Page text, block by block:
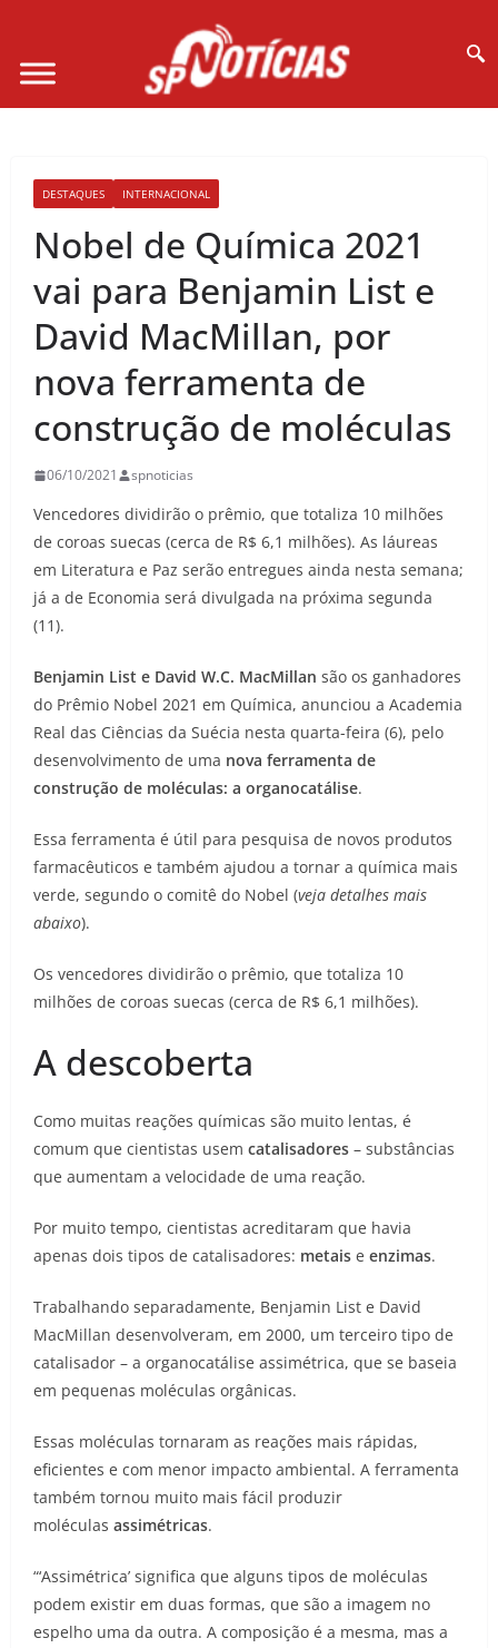
DESTAQUES INTERNACIONAL
Nobel de Química 2021
vai para Benjamin List e
David MacMillan, por
nova ferramenta de
construção de moléculas
06/10/2021 spnoticias
Vencedores dividirão o prêmio, que totaliza 10 milhões
de coroas suecas (cerca de R$ 6,1 milhões). As láureas
em Literatura e Paz serão entregues ainda nesta semana;
já a de Economia será divulgada na próxima segunda
(11).
Benjamin List e David W.C. MacMillan são os ganhadores
do Prêmio Nobel 2021 em Química, anunciou a Academia
Real das Ciências da Suécia nesta quarta-feira (6), pelo
desenvolvimento de uma nova ferramenta de
construção de moléculas: a organocatálise.
Essa ferramenta é útil para pesquisa de novos produtos
farmacêuticos e também ajudou a tornar a química mais
verde, segundo o comitê do Nobel (veja detalhes mais
abaixo).
Os vencedores dividirão o prêmio, que totaliza 10
milhões de coroas suecas (cerca de R$ 6,1 milhões).
A descoberta
Como muitas reações químicas são muito lentas, é
comum que cientistas usem catalisadores – substâncias
que aumentam a velocidade de uma reação.
Por muito tempo, cientistas acreditaram que havia
apenas dois tipos de catalisadores: metais e enzimas.
Trabalhando separadamente, Benjamin List e David
MacMillan desenvolveram, em 2000, um terceiro tipo de
catalisador – a organocatálise assimétrica, que se baseia
em pequenas moléculas orgânicas.
Essas moléculas tornaram as reações mais rápidas,
eficientes e com menor impacto ambiental. A ferramenta
também tornou muito mais fácil produzir
moléculas assimétricas.
“‘Assimétrica’ significa que alguns tipos de moléculas
podem existir em duas formas, que são a imagem no
espelho uma da outra. A composição é a mesma, mas a